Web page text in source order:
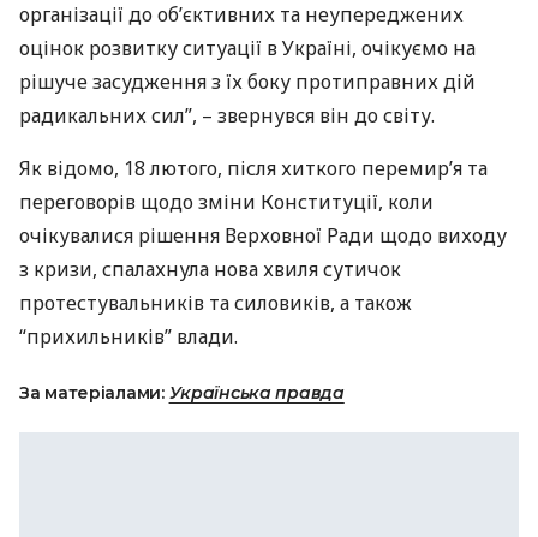
організації до об’єктивних та неупереджених
оцінок розвитку ситуації в Україні, очікуємо на
рішуче засудження з їх боку протиправних дій
радикальних сил”, – звернувся він до світу.
Як відомо, 18 лютого, після хиткого перемир’я та
переговорів щодо зміни Конституції, коли
очікувалися рішення Верховної Ради щодо виходу
з кризи, спалахнула нова хвиля сутичок
протестувальників та силовиків, а також
“прихильників” влади.
За матеріалами: Українська правда